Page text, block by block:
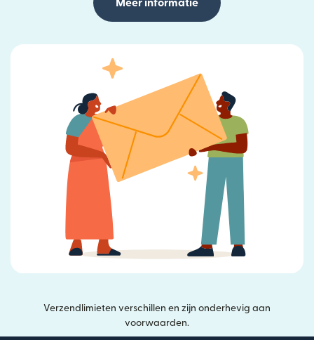
Meer informatie
Verzendlimieten verschillen en zijn onderhevig aan
voorwaarden.